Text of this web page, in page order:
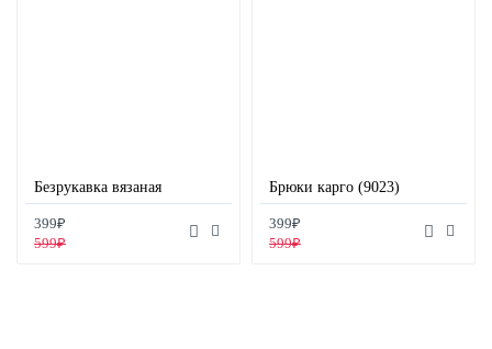
Безрукавка вязаная
399₽
599₽
Брюки карго (9023)
399₽
599₽